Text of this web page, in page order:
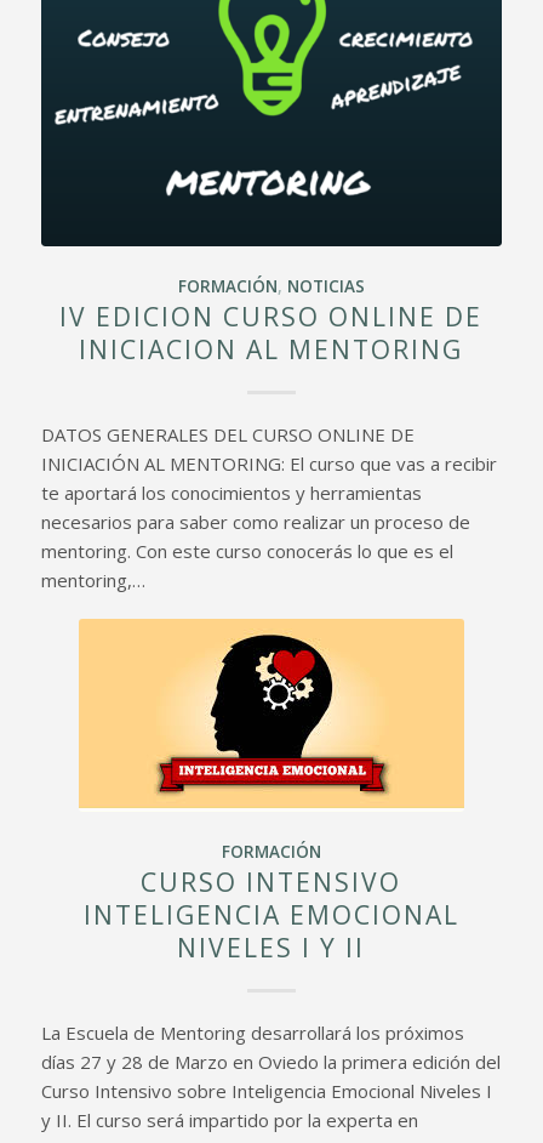
FORMACIÓN, NOTICIAS
IV EDICION CURSO ONLINE DE
INICIACION AL MENTORING
DATOS GENERALES DEL CURSO ONLINE DE
INICIACIÓN AL MENTORING: El curso que vas a recibir
te aportará los conocimientos y herramientas
necesarios para saber como realizar un proceso de
mentoring. Con este curso conocerás lo que es el
mentoring,…
FORMACIÓN
CURSO INTENSIVO
INTELIGENCIA EMOCIONAL
NIVELES I Y II
La Escuela de Mentoring desarrollará los próximos
días 27 y 28 de Marzo en Oviedo la primera edición del
Curso Intensivo sobre Inteligencia Emocional Niveles I
y II. El curso será impartido por la experta en